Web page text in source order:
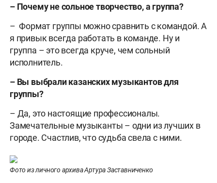
– Почему не сольное творчество, а группа?
– Формат группы можно сравнить с командой. А
я привык всегда работать в команде. Ну и
группа – это всегда круче, чем сольный
исполнитель.
– Вы выбрали казанских музыкантов для
группы?
– Да, это настоящие профессионалы.
Замечательные музыканты – одни из лучших в
городе. Счастлив, что судьба свела с ними.
Фото из личного архива Артура Заставниченко